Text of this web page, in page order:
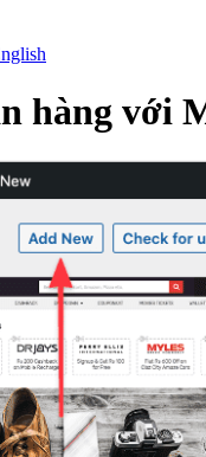
hàng với